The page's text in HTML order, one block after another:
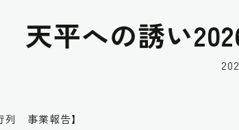
天平への誘い
事業報告】